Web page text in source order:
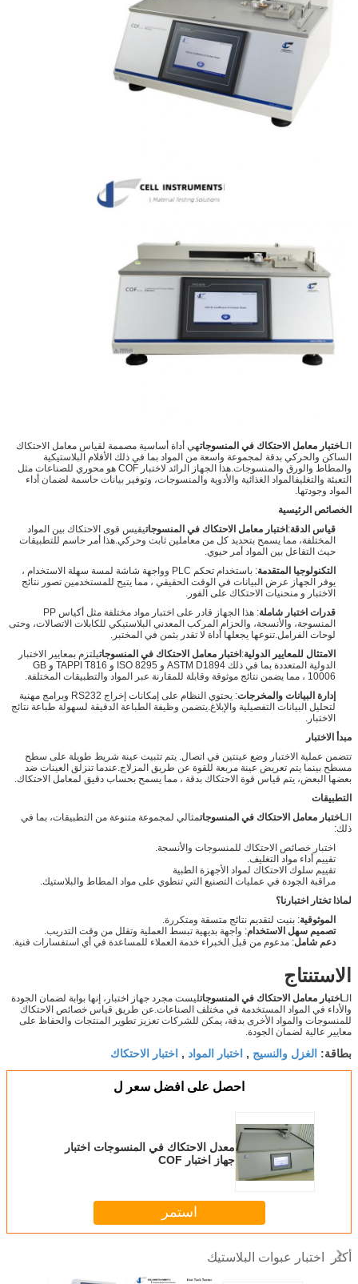
الـاختبار معامل الاحتكاك في المنسوجاتهي أداة أساسية مصممة لقياس معامل الاحتكاك
الساكن والحركي بدقة لمجموعة واسعة من المواد بما في ذلك الأفلام البلاستيكية
والمطاط والورق والمنسوجات.هذا الجهاز الرائد لاختبار COF هو محوري للصناعات مثل
التعبئة والتغليفالمواد الغذائية والأدوية والمنسوجات، وتوفير بيانات حاسمة لضمان أداء
المواد وجودتها.
الخصائص الرئيسية
قياس الدقة:اختبار معامل الاحتكاك في المنسوجاتيقيس قوى الاحتكاك بين المواد
المختلفة، مما يسمح بتحديد كل من معاملين ثابت وحركي.هذا أمر حاسم للتطبيقات
حيث التفاعل بين المواد أمر حيوي.
التكنولوجيا المتقدمة
: باستخدام تحكم PLC وواجهة شاشة لمسة سهلة الاستخدام ،
يوفر الجهاز عرض البيانات في الوقت الحقيقي ، مما يتيح للمستخدمين تصور نتائج
الاختبار و منحنيات الاحتكاك على الفور.
قدرات اختبار شاملة
: هذا الجهاز قادر على اختبار مواد مختلفة مثل أكياس PP
المنسوجة، والأنسجة، والحزام المركب المعدني البلاستيكي للكابلات الاتصالات، وحتى
لوحات الفرامل.تنوعها يجعلها أداة لا تقدر بثمن في المختبر.
الامتثال للمعايير الدولية:اختبار معامل الاحتكاك في المنسوجاتيلتزم بمعايير الاختبار
الدولية المتعددة بما في ذلك ASTM D1894 و ISO 8295 و TAPPI T816 و GB
10006 ، مما يضمن نتائج موثوقة وقابلة للمقارنة عبر المواد والتطبيقات المختلفة.
إدارة البيانات والمخرجات
: يحتوي النظام على إمكانات إخراج RS232 وبرامج مهنية
لتحليل البيانات التفصيلية والإبلاغ.يتضمن وظيفة الطباعة الدقيقة لسهولة طباعة نتائج
الاختبار.
مبدأ الاختبار
تتضمن عملية الاختبار وضع عينتين في اتصال. يتم تثبيت عينة شريط طويلة على سطح
مسطح بينما يتم تعريض عينة مربعة للقوة عن طريق المزلاج.عندما تنزلق العينات ضد
بعضها البعض، يتم قياس قوة الاحتكاك بدقة ، مما يسمح بحساب دقيق لمعامل الاحتكاك.
التطبيقات
الـاختبار معامل الاحتكاك في المنسوجاتمثالي لمجموعة متنوعة من التطبيقات، بما في
ذلك:
اختبار خصائص الاحتكاك للمنسوجات والأنسجة.
تقييم أداء مواد التغليف.
تقييم سلوك الاحتكاك لمواد الأجهزة الطبية
مراقبة الجودة في عمليات التصنيع التي تنطوي على مواد المطاط والبلاستيك.
لماذا تختار اختبارنا؟
الموثوقية: بنيت لتقديم نتائج متسقة ومتكررة.
تصميم سهل الاستخدام: واجهة بديهية تبسط العملية وتقلل من وقت التدريب.
دعم شامل: مدعوم من قبل الخبراء خدمة العملاء للمساعدة في أي استفسارات فنية.
الاستنتاج
الـاختبار معامل الاحتكاك في المنسوجاتليست مجرد جهاز اختبار، إنها بوابة لضمان الجودة
والأداء في المواد المستخدمة في مختلف الصناعات.عن طريق قياس خصائص الاحتكاك
للمنسوجات والمواد الأخرى بدقة، يمكن للشركات تعزيز تطوير المنتجات والحفاظ على
معايير عالية لضمان الجودة.
بطاقة: الغزل والنسيج , اختبار المواد , اختبار الاحتكاك
احصل على افضل سعر ل
معدل الاحتكاك في المنسوجات اختبار
جهاز اختبار COF
استمر
أكثر اختبار عبوات البلاستيك